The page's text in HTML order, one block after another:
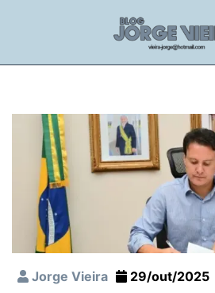
Jorge Vieira 29/out/2025